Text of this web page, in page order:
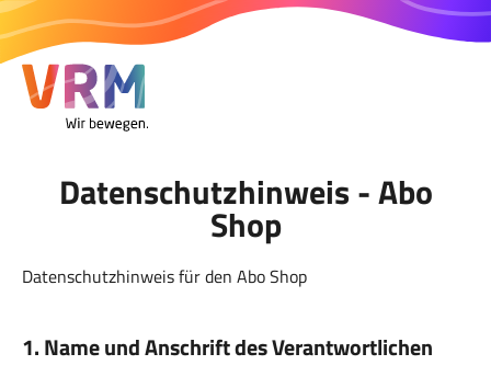
Datenschutzhinweis - Abo
Shop
Datenschutzhinweis für den Abo Shop
1. Name und Anschrift des Verantwortlichen